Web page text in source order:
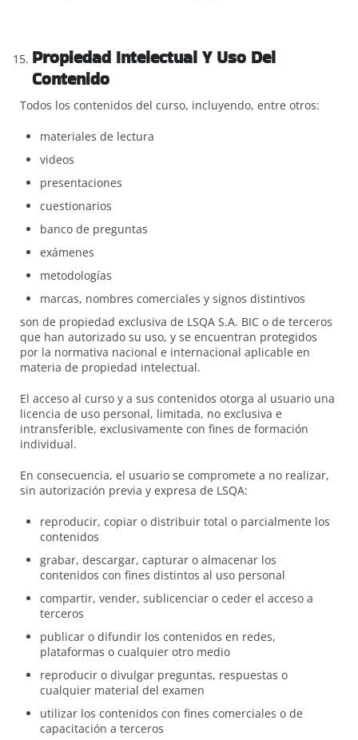
Propiedad Intelectual Y Uso Del
Contenido
Todos los contenidos del curso, incluyendo, entre otros:
materiales de lectura
videos
presentaciones
cuestionarios
banco de preguntas
exámenes
metodologías
marcas, nombres comerciales y signos distintivos
son de propiedad exclusiva de LSQA S.A. BIC o de terceros
que han autorizado su uso, y se encuentran protegidos
por la normativa nacional e internacional aplicable en
materia de propiedad intelectual.
El acceso al curso y a sus contenidos otorga al usuario una
licencia de uso personal, limitada, no exclusiva e
intransferible, exclusivamente con fines de formación
individual.
En consecuencia, el usuario se compromete a no realizar,
sin autorización previa y expresa de LSQA:
reproducir, copiar o distribuir total o parcialmente los
contenidos
grabar, descargar, capturar o almacenar los
contenidos con fines distintos al uso personal
compartir, vender, sublicenciar o ceder el acceso a
terceros
publicar o difundir los contenidos en redes,
plataformas o cualquier otro medio
reproducir o divulgar preguntas, respuestas o
cualquier material del examen
utilizar los contenidos con fines comerciales o de
capacitación a terceros